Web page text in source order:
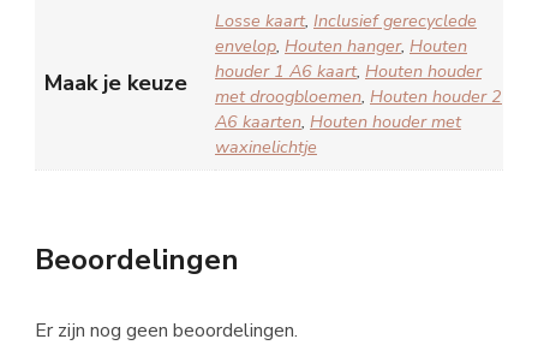
Maak je keuze
Losse kaart, Inclusief gerecyclede
envelop, Houten hanger, Houten
houder 1 A6 kaart, Houten houder
met droogbloemen, Houten houder 2
A6 kaarten, Houten houder met
waxinelichtje
Beoordelingen
Er zijn nog geen beoordelingen.